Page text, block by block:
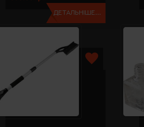
ДЕТАЛЬНІШЕ...